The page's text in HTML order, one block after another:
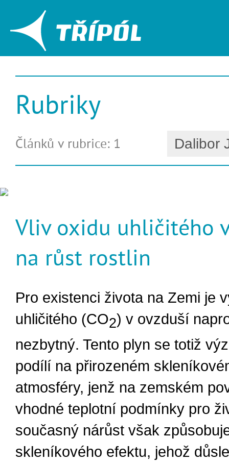
Rubriky
Článků v rubrice: 1
Vliv oxidu uhličitého
na růst rostlin
Pro existenci života na Zemi je
uhličitého (CO2) v ovzduší
nezbytný. Tento plyn se totiž
podílí na přirozeném
atmosféry, jenž na zemském
vhodné teplotní podmínky pro
současný nárůst však
skleníkového efektu, jehož